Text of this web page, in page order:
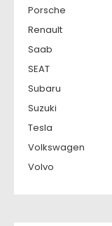
Porsche
Renault
Saab
SEAT
Subaru
Suzuki
Tesla
Volkswagen
Volvo